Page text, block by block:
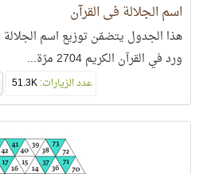
اسم الجلالة في القرآن
هذا الجدول يتضمّن توزيع اسم
ورد في القرآن الكريم 2704 مرّة...
عدد الزيارات:51.3K